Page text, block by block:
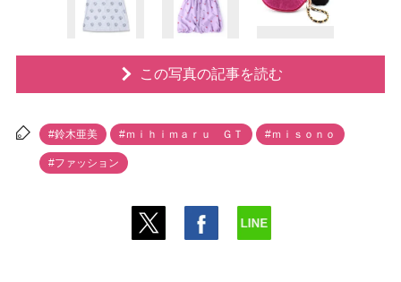
この写真の記事を読む
#鈴木亜美 #ｍｉｈｉｍａｒｕ ＧＴ #ｍｉｓｏｎｏ
#ファッション